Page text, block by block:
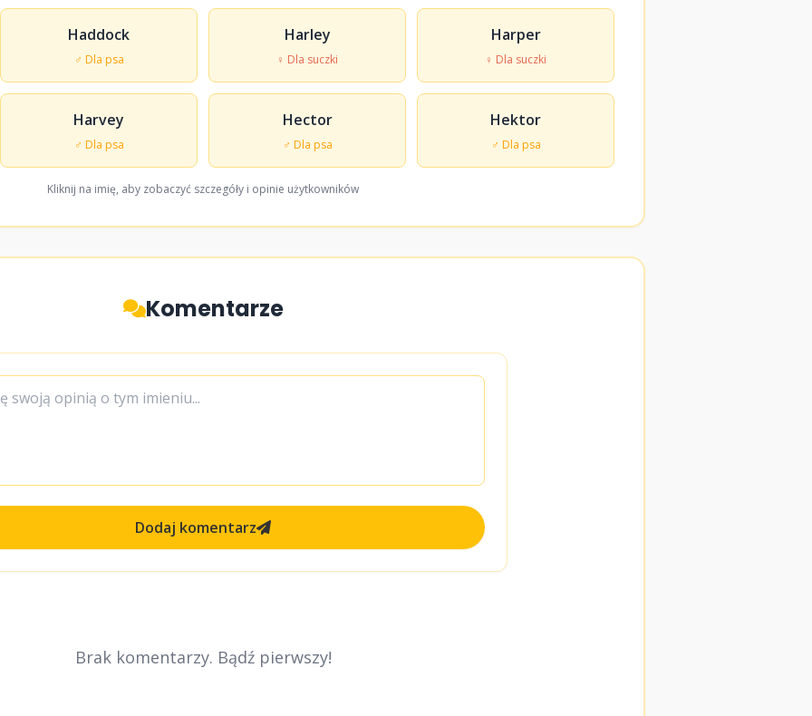
Haddock
♂ Dla psa
Harley
♀ Dla suczki
Harper
♀ Dla suczki
Harvey
♂ Dla psa
Hector
♂ Dla psa
Hektor
♂ Dla psa
Kliknij na imię, aby zobaczyć szczegóły i opinie użytkowników
Komentarze
Dodaj komentarz
Brak komentarzy. Bądź pierwszy!